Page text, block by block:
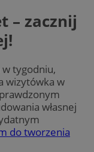
– zacznij
tygodniu,
wizytówka w
własnej
do tworzenia